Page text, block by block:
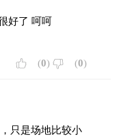
好了 呵呵
(0) (0)
只是场地比较小